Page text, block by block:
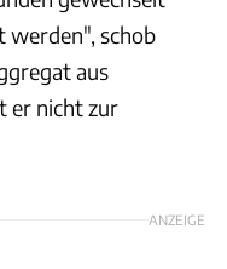
werden", schob
aus
er nicht zur
ANZEIGE